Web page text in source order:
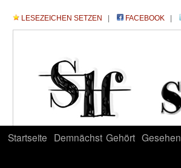
LESEZEICHEN SETZEN FACEBOOK
Startseite Demnächst Gehört Gesehen